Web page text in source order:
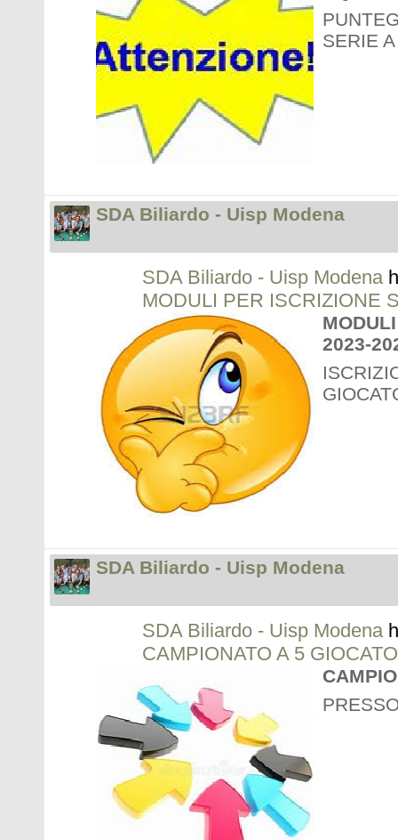
SERIE
SDA Biliardo - Uisp Modena
SDA Biliardo - Uisp Modena
MODULI PER ISCRIZIONE
2023-
SDA Biliardo - Uisp Modena
SDA Biliardo - Uisp Modena
CAMPIONATO A 5